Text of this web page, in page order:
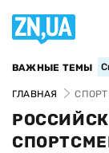
ВАЖНЫЕ ТЕМЫ
ГЛАВНАЯ СПОРТ